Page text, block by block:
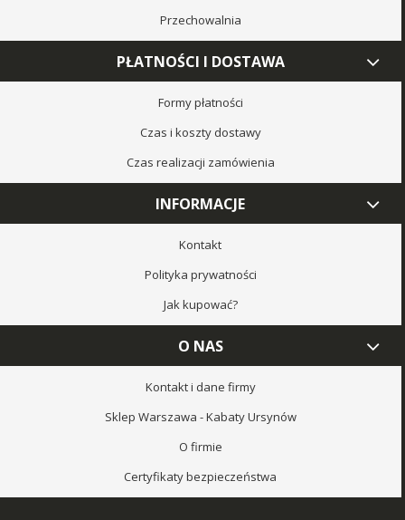
Przechowalnia
PŁATNOŚCI I DOSTAWA
Formy płatności
Czas i koszty dostawy
Czas realizacji zamówienia
INFORMACJE
Kontakt
Polityka prywatności
Jak kupować?
O NAS
Kontakt i dane firmy
Sklep Warszawa - Kabaty Ursynów
O firmie
Certyfikaty bezpieczeństwa